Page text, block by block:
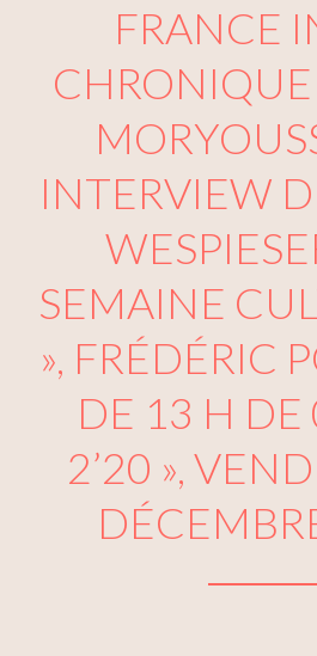
FRANCE
INTERVIEW
SEMAINE
», FRÉDÉRIC
DE 13 H DE
2’20 »,